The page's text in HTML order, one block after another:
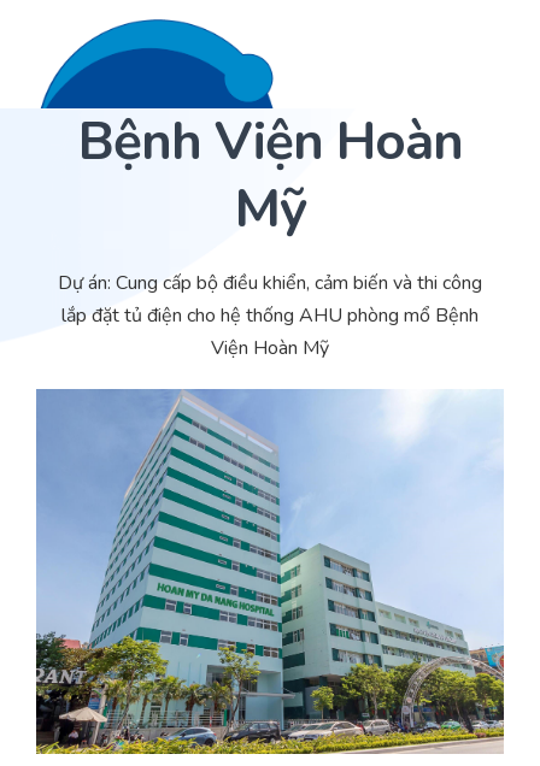
Trang Chủ
Dịch Vụ
Cảm biến ACI
Nhà phân phối cảm biến
Nhà sản xuất thiết bị điều khiển
Cung cấp giải pháp quản lý cho toà nhà (BMS)
Bảo trì – Bảo dưỡng hệ thống
Tư vấn – Thiết kế – Cung cấp thiết bị HVAC
Tư vấn thiết kế, thi công tủ điều khiển
Thi công – Lắp đặt hệ thống HVAC
Sản phẩm
Dự án
Yêu cầu báo giá
Liên hệ 24/7
Bệnh Viện Hoàn
Mỹ
Dự án: Cung cấp bộ điều khiển, cảm biến và thi công
lắp đặt tủ điện cho hệ thống AHU phòng mổ Bệnh
Viện Hoàn Mỹ